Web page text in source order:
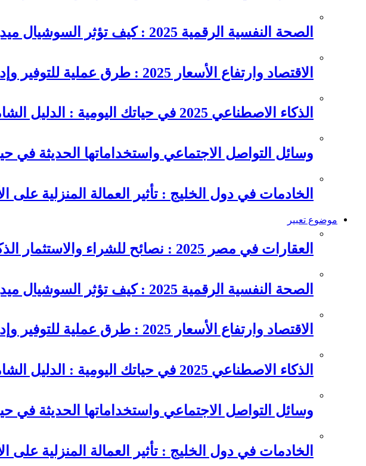
الصحة النفسية الرقمية 2025 : كيف تؤثر السوشيال ميديا على…
الاقتصاد وارتفاع الأسعار 2025 : طرق عملية للتوفير وإدارة المصاريف
الذكاء الاصطناعي 2025 في حياتك اليومية : الدليل الشامل للاستفادة…
وسائل التواصل الاجتماعي واستخداماتها الحديثة في
الخادمات في دول الخليج : تأثير العمالة المنزلية على
موضوع تعبير
العقارات في مصر 2025 : نصائح للشراء والاستثمار الذكي
الصحة النفسية الرقمية 2025 : كيف تؤثر السوشيال ميديا على…
الاقتصاد وارتفاع الأسعار 2025 : طرق عملية للتوفير وإدارة المصاريف
الذكاء الاصطناعي 2025 في حياتك اليومية : الدليل الشامل للاستفادة…
وسائل التواصل الاجتماعي واستخداماتها الحديثة في
الخادمات في دول الخليج : تأثير العمالة المنزلية على